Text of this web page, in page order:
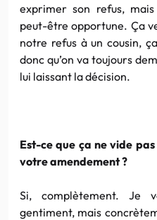
exprimer son refus,
peut-être opportune. Ça
notre refus à un cousin,
donc qu’on va toujours
lui laissant la décision.
Est-ce que ça ne vide
votre amendement ?
Si, complètement. Je
gentiment, mais